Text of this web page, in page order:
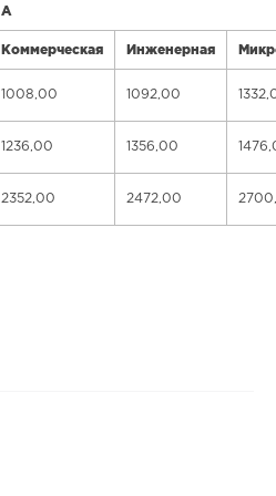
А
Коммерческая Инженерная
1008,00 1092,00
1236,00 1356,00
2352,00 2472,00